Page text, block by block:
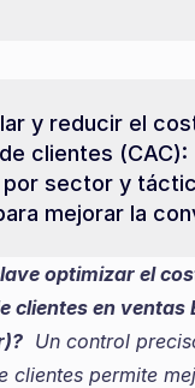
y reducir el
clientes (CAC):
sector y
mejorar la
optimizar el
clientes en ventas
Un control
clientes permite